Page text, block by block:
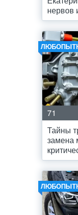
нервов
71
Тайны
замена